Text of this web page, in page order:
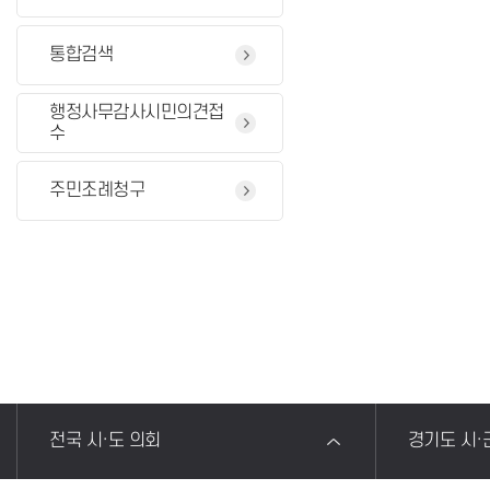
통합검색
행정사무감사시민의견접
수
주민조례청구
전국 시·도 의회 경기도 시·